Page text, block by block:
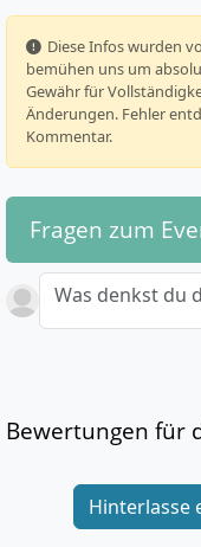
Diese Infos wurden
bemühen uns um
Gewähr für
Änderungen. Fehler
Kommentar.
Fragen zum
Was denkst du
Bewertungen für
Hinterlasse